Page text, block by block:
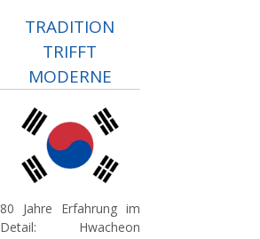
TRADITION
TRIFFT
MODERNE
80 Jahre Erfahrung im
Detail: Hwacheon